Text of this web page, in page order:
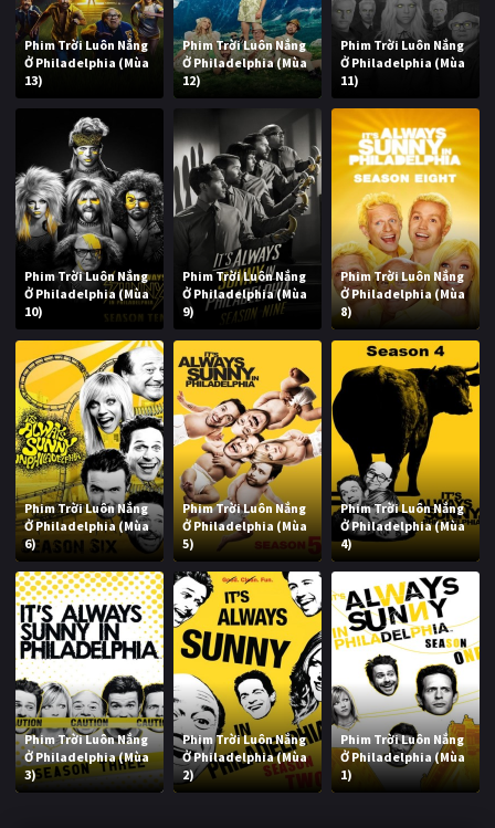
Phim Trời Luôn Nắng
Ở Philadelphia (Mùa
13)
Phim Trời Luôn Nắng
Ở Philadelphia (Mùa
12)
Phim Trời Luôn Nắng
Ở Philadelphia (Mùa
11)
Phim Trời Luôn Nắng
Ở Philadelphia (Mùa
10)
Phim Trời Luôn Nắng
Ở Philadelphia (Mùa
9)
Phim Trời Luôn Nắng
Ở Philadelphia (Mùa
8)
Phim Trời Luôn Nắng
Ở Philadelphia (Mùa
6)
Phim Trời Luôn Nắng
Ở Philadelphia (Mùa
5)
Phim Trời Luôn Nắng
Ở Philadelphia (Mùa
4)
Phim Trời Luôn Nắng
Ở Philadelphia (Mùa
3)
Phim Trời Luôn Nắng
Ở Philadelphia (Mùa
2)
Phim Trời Luôn Nắng
Ở Philadelphia (Mùa
1)